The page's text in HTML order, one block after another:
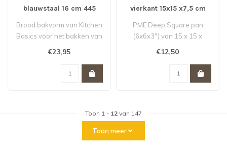
blauwstaal 16 cm 445
Brood bakvorm van Kitchen
Basics voor het bakken van
€23,95
vierkant 15x15 x7,5 cm
PME Deep Square pan
(6x6x3") van 15 x 15 x
€12,50
Toon 1 - 12 van 147
Toon meer